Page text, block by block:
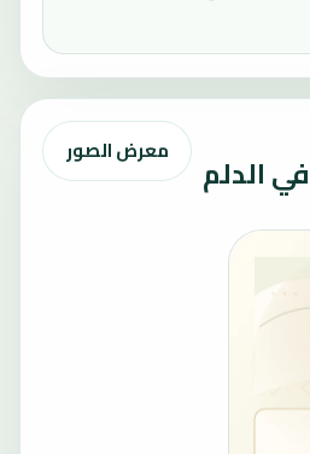
الدلم معرض الصور